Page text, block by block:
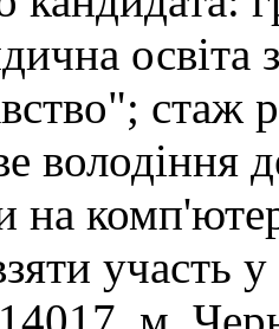
освіта
стаж
на
участь